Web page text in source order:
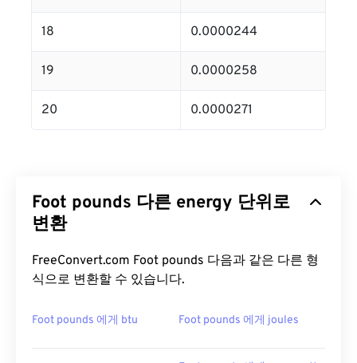
18 0.0000244
19 0.0000258
20 0.0000271
Foot pounds 다른 energy 단위로
변환
FreeConvert.com Foot pounds 다음과 같은 다른 형
식으로 변환할 수 있습니다.
Foot pounds 에게 btu Foot pounds 에게 joules